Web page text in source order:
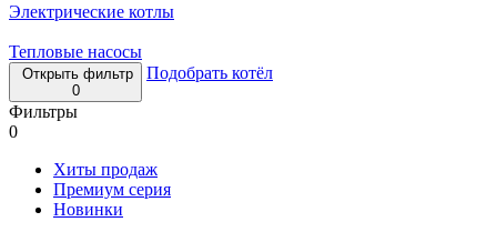
Электрические котлы
Тепловые насосы
Открыть фильтр
0
Подобрать котёл
Фильтры
0
Хиты продаж
Премиум серия
Новинки